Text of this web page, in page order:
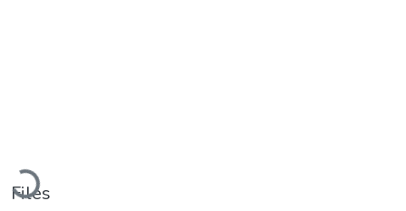
Loading...
Files